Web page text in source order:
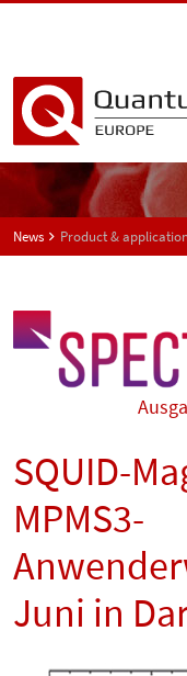
News Product &
SQUID-
MPMS3-
Juni in